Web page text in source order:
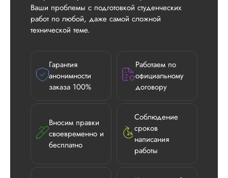
Ваши проблемы с подготовкой студенческих
работ по любой, даже самой сложной
технической теме.
Гарантия
анонимности
заказа 100%
Работаем по
официальному
договору
Вносим правки
своевременно и
бесплатно
Соблюдение
сроков
написания
работы